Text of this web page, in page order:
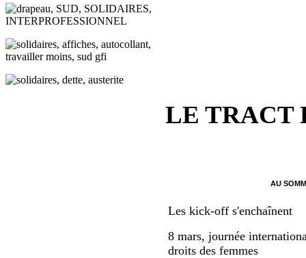
LE TRACT
AU
Les kick-off s'enchaînent
8 mars, journée
droits des femmes